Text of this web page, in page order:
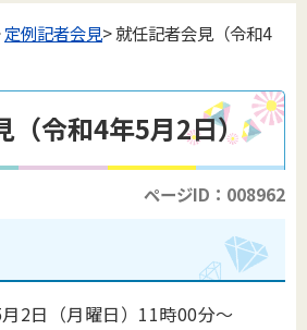
定例記者会見> 就任記者会見（令和4
（令和4年5月2日）
ページID：008962
2日（月曜日）11時00分～